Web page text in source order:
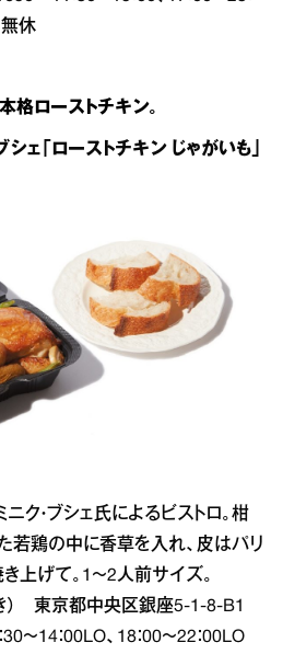
無休
格ローストチキン。
シェ「ローストチキン じゃがいも」
ク・ブシェ氏によるビストロ。柑
若鶏の中に香草を入れ、皮はパリ
上げて。1～2人前サイズ。
） 東京都中央区銀座5‐1‐8‐B1
30～14：00LO、18：00～22：00LO